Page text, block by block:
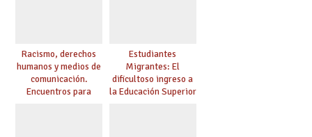
Racismo, derechos
humanos y medios de
comunicación.
Encuentros para
Estudiantes
Migrantes: El
dificultoso ingreso a
la Educación Superior